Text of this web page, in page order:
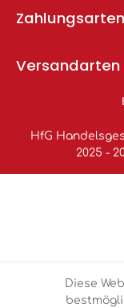
Zahlungsarten
Versandarten
HfG
2025 -
Diese